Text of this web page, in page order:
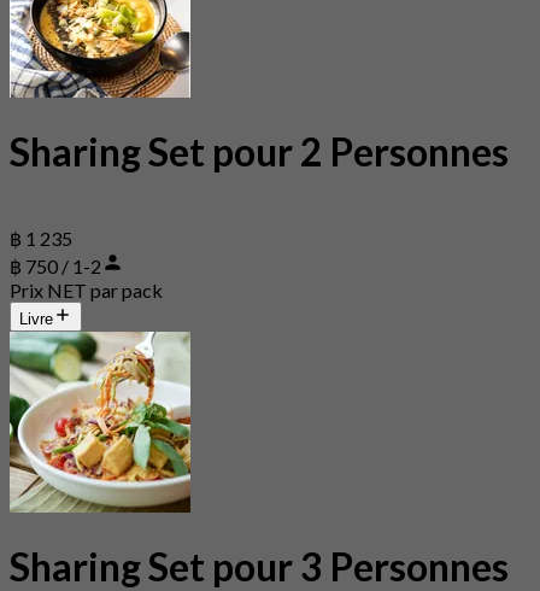
Sharing Set pour 2 Personnes
฿ 1 235
฿ 750 / 1-2
Prix NET par pack
Livre
Sharing Set pour 3 Personnes